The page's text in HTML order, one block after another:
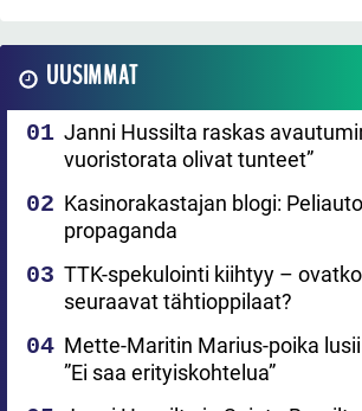
UUSIMMAT
Janni Hussilta raskas
vuoristorata olivat tunteet”
Kasinorakastajan blogi:
propaganda
TTK-spekulointi kiihtyy –
seuraavat tähtioppilaat?
Mette-Maritin Marius-poika
”Ei saa erityiskohtelua”